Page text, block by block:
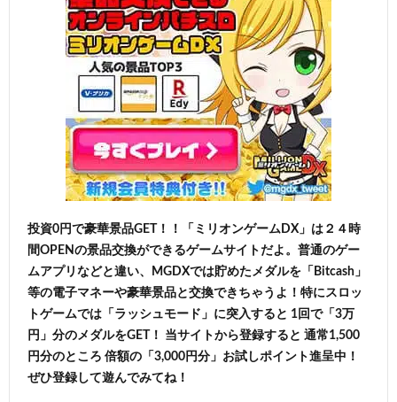
投資0円で豪華景品GET！！「ミリオンゲームDX」は２４時
間OPENの景品交換ができるゲームサイトだよ。普通のゲー
ムアプリなどと違い、MGDXでは貯めたメダルを「Bitcash」
等の電子マネーや豪華景品と交換できちゃうよ！特にスロッ
トゲームでは「ラッシュモード」に突入すると 1回で「3万
円」分のメダルをGET！ 当サイトから登録すると 通常1,500
円分のところ 倍額の「3,000円分」お試しポイント進呈中！
ぜひ登録して遊んでみてね！